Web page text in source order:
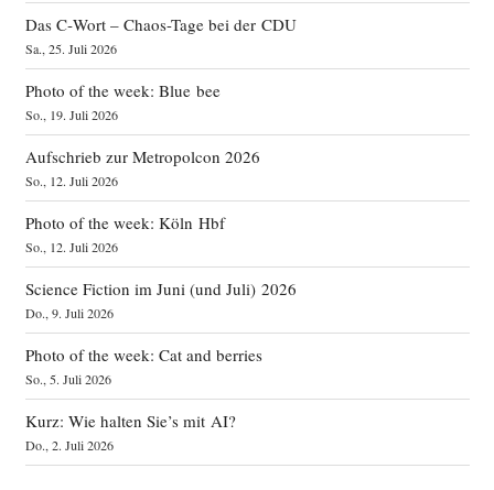
Das C‑Wort – Chaos-Tage bei der CDU
Sa., 25. Juli 2026
Photo of the week: Blue bee
So., 19. Juli 2026
Aufschrieb zur Metropolcon 2026
So., 12. Juli 2026
Photo of the week: Köln Hbf
So., 12. Juli 2026
Science Fiction im Juni (und Juli) 2026
Do., 9. Juli 2026
Photo of the week: Cat and berries
So., 5. Juli 2026
Kurz: Wie halten Sie’s mit AI?
Do., 2. Juli 2026